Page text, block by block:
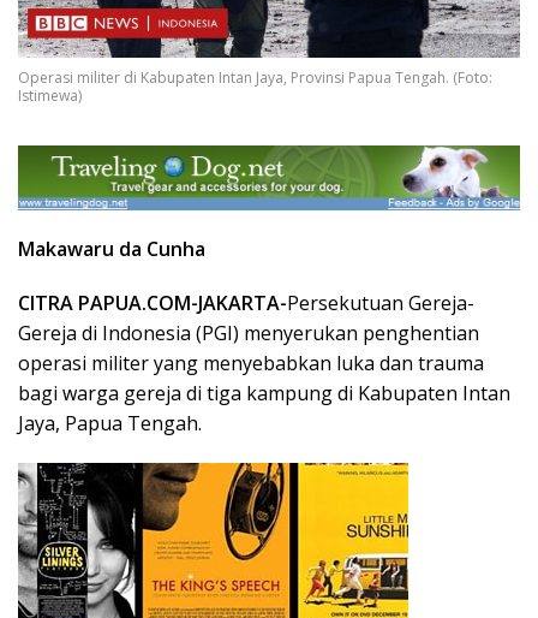
Operasi militer di Kabupaten Intan Jaya, Provinsi Papua Tengah. (Foto:
Istimewa)
Makawaru da Cunha
CITRA PAPUA.COM-JAKARTA-Persekutuan Gereja-
Gereja di Indonesia (PGI) menyerukan penghentian
operasi militer yang menyebabkan luka dan trauma
bagi warga gereja di tiga kampung di Kabupaten Intan
Jaya, Papua Tengah.